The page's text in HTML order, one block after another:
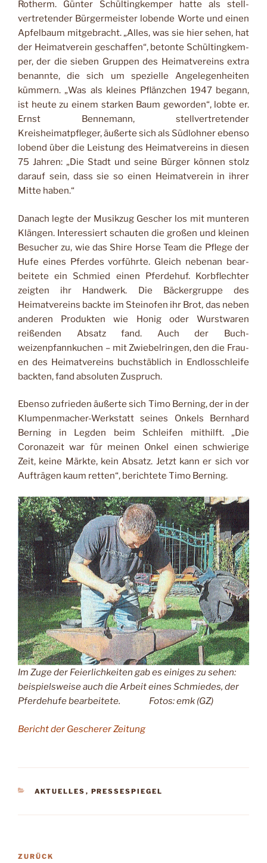
Rotherm. Günter Schül­tingkemper hatte als stell­
vertretender Bürgermeister lobende Worte und einen
Apfelbaum mitgebracht. „Al­les, was sie hier sehen, hat
der Heimatverein geschaf­fen“, betonte Schültingkem­
per, der die sieben Gruppen des Heimatvereins extra
be­nannte, die sich um spezielle Angelegenheiten
kümmern. „Was als kleines Pflänzchen 1947 begann,
ist heute zu ei­nem starken Baum gewor­den“, lobte er.
Ernst Bennemann, stellvertretender
Kreisheimatpfleger, äußerte sich als Südlohner ebenso
lobend über die Leistung des Heimatvereins in diesen
75 Jahren: „Die Stadt und seine Bürger können stolz
darauf sein, dass sie so einen Hei­matverein in ihrer
Mitte ha­ben.“
Danach legte der Musik­zug Gescher los mit munte­ren
Klängen. Interessiert schauten die großen und kleinen
Besucher zu, wie das Shire Horse Team die Pflege der
Hufe eines Pferdes vor­führte. Gleich nebenan bear­
beitete ein Schmied einen Pferdehuf. Korbflechter
zeig­ten ihr Handwerk. Die Bä­ckergruppe des
Heimatver­eins backte im Steinofen ihr Brot, das neben
anderen Produkten wie Honig oder Wurstwaren
reißenden Ab­satz fand. Auch der Buch­
weizenpfannkuchen – mit Zwiebelringen, den die Frau­
en des Heimatvereins buch­stäblich in Endlosschleife
backten, fand absoluten Zu­spruch.
Ebenso zufrieden äußerte sich Timo Berning, der in der
Klumpenmacher-Werkstatt seines Onkels Bernhard
Ber­ning in Legden beim Schlei­fen mithilft. „Die
Coronazeit war für meinen Onkel einen schwierige
Zeit, keine Märk­te, kein Absatz. Jetzt kann er sich vor
Aufträgen kaum ret­ten“, berichtete Timo Ber­ning.
Im Zuge der Feierlichkeiten gab es einiges zu sehen:
beispielsweise auch die Arbeit eines Schmiedes, der
Pferdehufe bearbeitete. Fotos: emk (GZ)
Bericht der Gescherer Zeitung
KATEGORIEN
AKTUELLES , PRESSESPIEGEL
Beitragsnavigation
Vorheriger
ZURÜCK